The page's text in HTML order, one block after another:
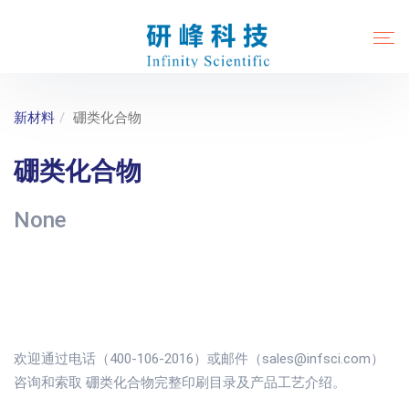
新材料 硼类化合物
硼类化合物
None
欢迎通过电话（400-106-2016）或邮件（sales@infsci.com）
咨询和索取 硼类化合物完整印刷目录及产品工艺介绍。